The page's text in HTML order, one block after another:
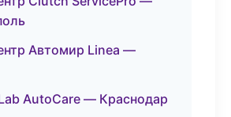
Автомир Linea —
AutoCare — Краснодар